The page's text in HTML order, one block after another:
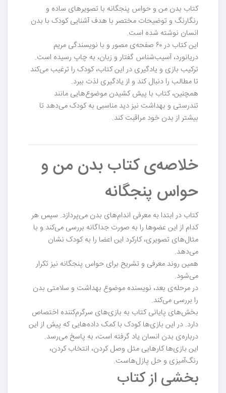
کتاب بدن من و حواس پنجگانه با تصویرهای ساده و
رنگارنگ و توضیحات مختصر با هدف آشنایی کودک با بدن
انسان نوشته شده است.
این کتاب در ۶۰ صفحه‌ی مصور و با نویسندگی مریم
دریانورد، آسیب‌شناس گفتار و زبان، به چاپ رسیده است.
ترکیب بازی و یادگیری در این کتاب، کودک را ترغیب می‌کند
تا مطالب را دنبال کند و از یادگیری لذت ببرد.
همچنین، کتاب با پیش کشیدن موضوع‌هایی مانند
تندرستی و بهداشت نیز دید مناسبی به کودک می‌دهد تا
بیشتر از بدن خود مراقبت کند.
خلاصه‌ی کتاب بدن من و
حواس پنجگانه
کتاب در ابتدا به معرفی اندام‌های بدن می‌پردازد. سپس هر
کدام از این عضوها را به صورت جداگانه بررسی می‌کند و با
مثال‌های تصویری، کارکرد این اعضا را به کودک نشان
می‌دهد.
همین روند معرفی و تشریح برای حواس پنجگانه نیز تکرار
می‌شود.
در مرحله‌ی بعد، نویسنده موضوع بهداشت و سلامتی بدن
را بررسی می‌کند.
بخش‌های پایانی کتاب به بازی‌های سرگرم‌کننده اختصاص
دارد. در این باز‌ی‌ها کودک با کمک داده‌هایی که پیش از این
درباره‌ی بدن انسان یاد گرفته است، به پاسخ می‌رسد.
این بازی‌ها کارهایی مثل وصل کردن، انتخاب کردن،
رنگ‌آمیزی و حل پازل‌هاست.
بخشی از کتاب